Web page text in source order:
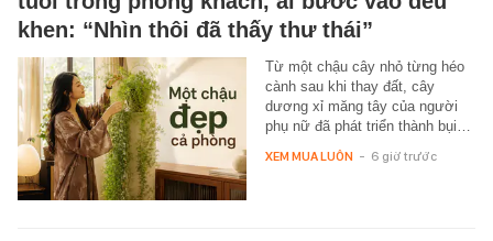
khen: “Nhìn thôi đã thấy thư thái”
Từ một chậu cây nhỏ từng héo
cành sau khi thay đất, cây
dương xỉ măng tây của người
phụ nữ đã phát triển thành bụi…
XEM MUA LUÔN - 6 giờ trước